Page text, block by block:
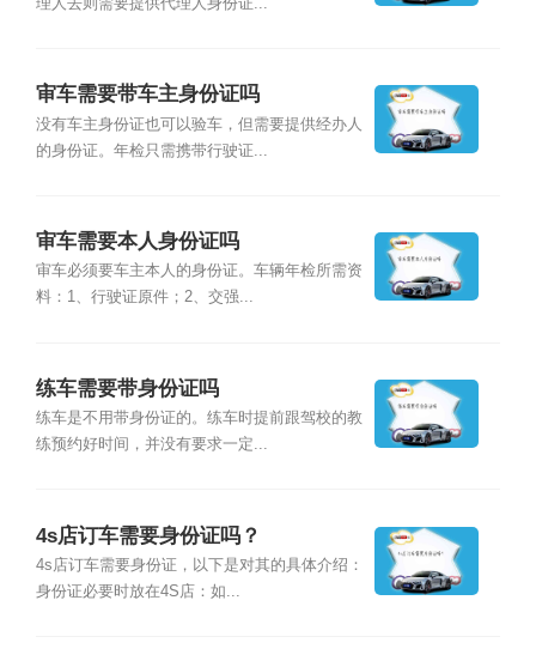
审车需要带车主身份证吗
没有车主身份证也可以验车，但需要提供经办人
的身份证。年检只需携带行驶证...
审车需要本人身份证吗
审车必须要车主本人的身份证。车辆年检所需资
料：1、行驶证原件；2、交强...
练车需要带身份证吗
练车是不用带身份证的。练车时提前跟驾校的教
练预约好时间，并没有要求一定...
4s店订车需要身份证吗？
4s店订车需要身份证，以下是对其的具体介绍：
身份证必要时放在4S店：如...